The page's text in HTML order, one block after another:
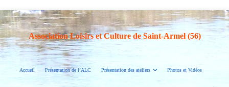
Association Loisirs et Culture de Saint-Armel (56)
Accueil Présentation de l’ALC Présentation des ateliers Photos et Vidéos